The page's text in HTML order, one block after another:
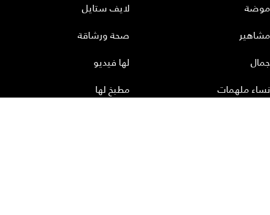
موضة
مشاهير
جمال
نساء ملهمات
لايف ستايل
صحة ورشاقة
لها فيديو
مطبخ لها